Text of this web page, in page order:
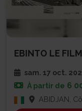
EBINTO LE
sam. 17 oct.
À partir de 6
ABIDJAN,